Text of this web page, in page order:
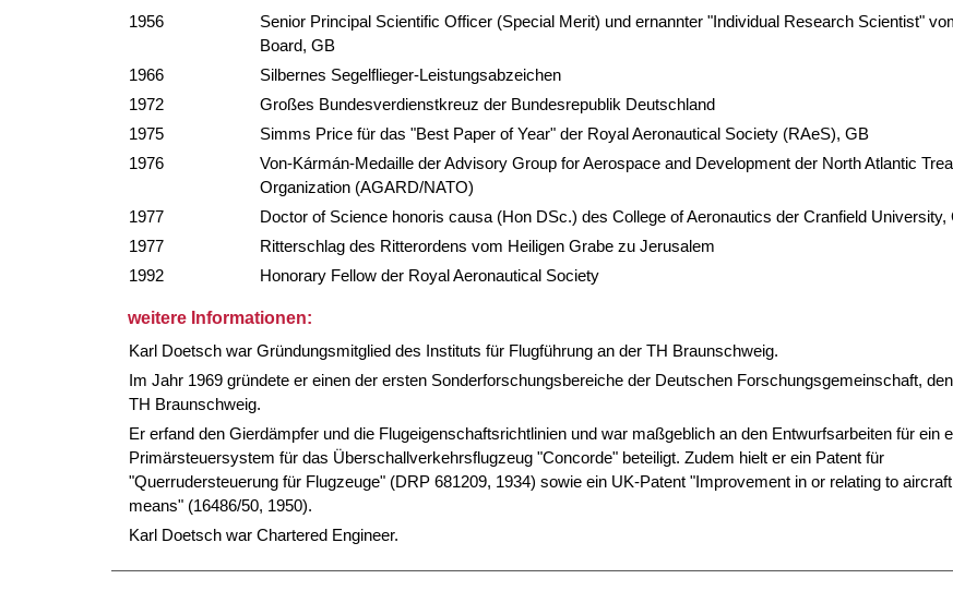
1956
Senior Principal Scientific Officer (Special Merit) und ernannter "Individual Research Scientist"
Board, GB
1966
Silbernes Segelflieger-Leistungsabzeichen
1972
Großes Bundesverdienstkreuz der Bundesrepublik Deutschland
1975
Simms Price für das "Best Paper of Year" der Royal Aeronautical Society (RAeS), GB
1976
Von-Kármán-Medaille der Advisory Group for Aerospace and Development der North Atlantic
Organization (AGARD/NATO)
1977
Doctor of Science honoris causa (Hon DSc.) des College of Aeronautics der Cranfield University,
1977
Ritterschlag des Ritterordens vom Heiligen Grabe zu Jerusalem
1992
Honorary Fellow der Royal Aeronautical Society
weitere Informationen:
Karl Doetsch war Gründungsmitglied des Instituts für Flugführung an der TH Braunschweig.
Im Jahr 1969 gründete er einen der ersten Sonderforschungsbereiche der Deutschen Forschungsgemeinschaft,
TH Braunschweig.
Er erfand den Gierdämpfer und die Flugeigenschaftsrichtlinien und war maßgeblich an den Entwurfsarbeiten für ein
Primärsteuersystem für das Überschallverkehrsflugzeug "Concorde" beteiligt. Zudem hielt er ein Patent für
"Querrudersteuerung für Flugzeuge" (DRP 681209, 1934) sowie ein UK-Patent "Improvement in or relating to
means" (16486/50, 1950).
Karl Doetsch war Chartered Engineer.